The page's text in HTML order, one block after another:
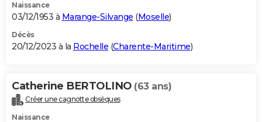
Naissance
03/12/1953 à Marange-Silvange (Moselle)
Décès
20/12/2023 à la Rochelle (Charente-Maritime)
Catherine BERTOLINO (63 ans)
Créer une cagnotte obsèques
Naissance